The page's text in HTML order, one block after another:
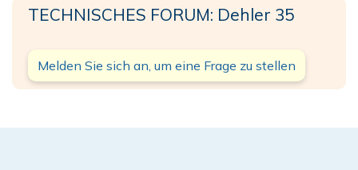
TECHNISCHES FORUM: Dehler 35
Melden Sie sich an, um eine Frage zu stellen